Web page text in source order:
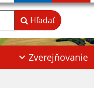
Hľadať
Zverejňovanie